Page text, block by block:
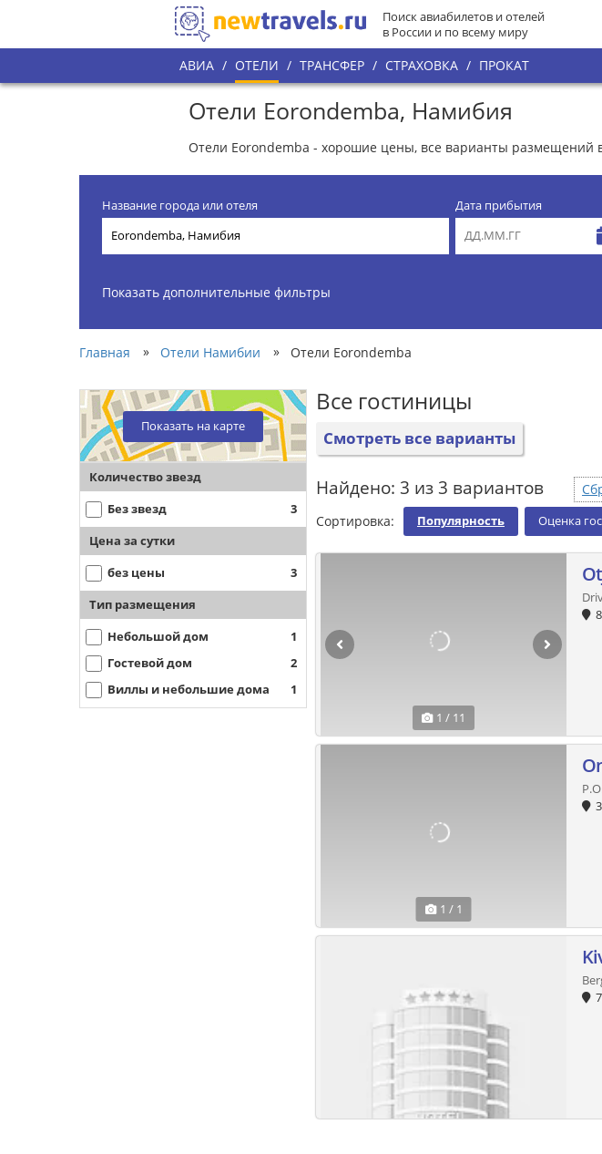
Поиск авиабилетов и отелей
в России и по всему миру
АВИА / ОТЕЛИ / ТРАНСФЕР / СТРАХОВКА / ПРОКАТ
Отели Eorondemba, Намибия
Отели Eorondemba - хорошие цены, все варианты размещений
Название города или отеля Дата прибытия
Показать дополнительные фильтры
Главная » Отели Намибии » Отели Eorondemba
Показать на карте
Количество звезд
Без звезд 3
Цена за сутки
без цены 3
Тип размещения
Небольшой дом
1
Гостевой дом
2
Виллы и небольшие дома
1
Все гостиницы
Смотреть все варианты
Найдено: 3 из 3 вариантов
Сортировка:
Популярность Оценка
1 / 11
1 / 1